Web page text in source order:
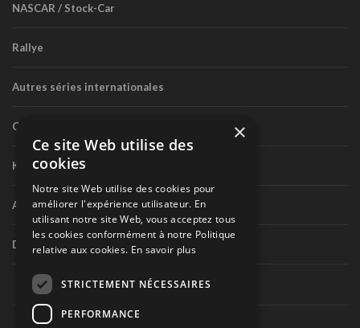
NASCAR / Stock-Car
Rallye
Autres séries internationales
Circuit routier canadien
Karting
Autres séries nationales
Divers
×
Ce site Web utilise des
cookies
Notre site Web utilise des cookies pour
améliorer l'expérience utilisateur. En
utilisant notre site Web, vous acceptez tous
les cookies conformément à notre Politique
relative aux cookies. En savoir plus
STRICTEMENT NÉCESSAIRES
PERFORMANCE